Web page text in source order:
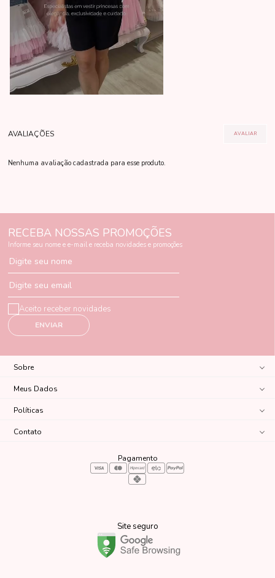
Nenhuma avaliação cadastrada para esse produto.
RECEBA NOSSAS PROMOÇÕES
Informe seu nome e e-mail e receba novidades e promoções
Digite seu nome
Digite seu email
ENVIAR
Aceito receber novidades
Sobre
Meus Dados
Políticas
Contato
Pagamento
Site seguro